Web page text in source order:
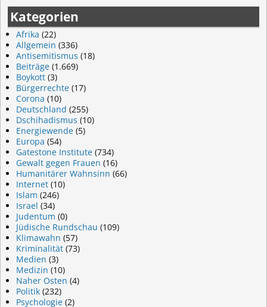
Kategorien
Afrika (22)
Allgemein (336)
Antisemitismus (18)
Beiträge (1.669)
Boykott (3)
Bürgerrechte (17)
Corona (10)
Deutschland (255)
Dschihadismus (10)
Energiewende (5)
Europa (54)
Gatestone Institute (734)
Gewalt gegen Frauen (16)
Humanitärer Wahnsinn (66)
Internet (10)
Islam (246)
Israel (34)
Judentum (0)
Jüdische Rundschau (109)
Klimawahn (57)
Kriminalität (73)
Medien (3)
Medizin (10)
Naher Osten (4)
Politik (232)
Psychologie (2)